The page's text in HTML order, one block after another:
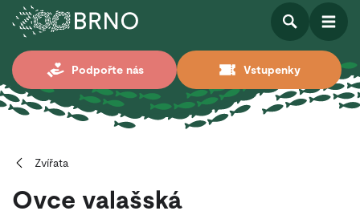
Podpořte nás Vstupenky
Otevřít
Otevřít
Zvířata
Ovce valašská